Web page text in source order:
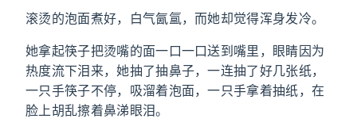
滚烫的泡面煮好，白气氤氲，而她却觉得浑身发冷。
她拿起筷子把烫嘴的面一口一口送到嘴里，眼睛因为
热度流下泪来，她抽了抽鼻子，一连抽了好几张纸，
一只手筷子不停，吸溜着泡面，一只手拿着抽纸，在
脸上胡乱擦着鼻涕眼泪。